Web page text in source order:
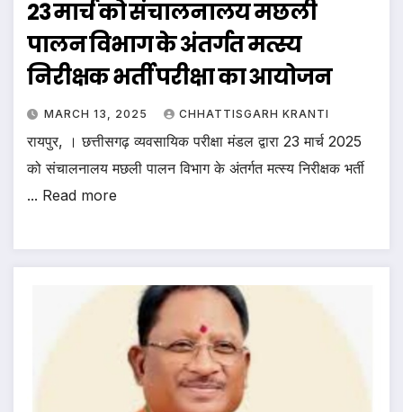
23 मार्च को संचालनालय मछली
पालन विभाग के अंतर्गत मत्स्य
निरीक्षक भर्ती परीक्षा का आयोजन
MARCH 13, 2025 CHHATTISGARH KRANTI
रायपुर, । छत्तीसगढ़ व्यवसायिक परीक्षा मंडल द्वारा 23 मार्च 2025
को संचालनालय मछली पालन विभाग के अंतर्गत मत्स्य निरीक्षक भर्ती
... Read more